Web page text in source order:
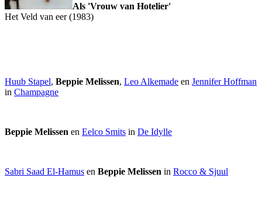
Als 'Vrouw van Hotelier'
Het Veld van eer (1983)
Huub Stapel, Beppie Melissen, Leo Alkemade en Jennifer Hoffman
in Champagne
Beppie Melissen en Eelco Smits in De Idylle
Sabri Saad El-Hamus en Beppie Melissen in Rocco & Sjuul